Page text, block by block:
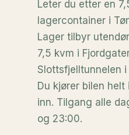
Leter du etter en
lagercontainer i
Lager tilbyr
7,5 kvm i
Slottsfjelltunnelen
Du kjører bilen
inn. Tilgang alle
og 23:00.